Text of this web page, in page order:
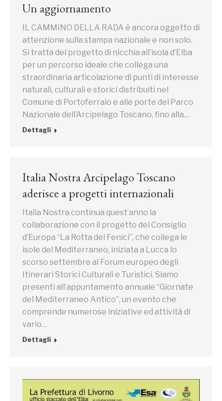
Un aggiornamento
IL CAMMINO DELLA RADA è ancora oggetto di
attenzione sulla stampa nazionale e non solo.
Si tratta del progetto di nicchia all’isola d’Elba
per un percorso ideale che collega una
straordinaria articolazione di punti di interesse
naturali, culturali e storici distribuiti nel
Comune di Portoferraio e alle porte del Parco
Nazionale dell’Arcipelago Toscano, fino alla…
Dettagli
Italia Nostra Arcipelago Toscano
aderisce a progetti internazionali
Italia Nostra continua quest’anno la
collaborazione con il progetto del Consiglio
d’Europa “La Rotta dei Fenici”, che collega le
isole del Mediterraneo, iniziata a Lucca lo
scorso settembre al Forum europeo degli
Itinerari Storici Culturali e Turistici. Siamo
presenti all’appuntamento annuale “Giornate
del Mediterraneo Antico”, un evento che
comprende numerose iniziative ed attività di
vario…
Dettagli